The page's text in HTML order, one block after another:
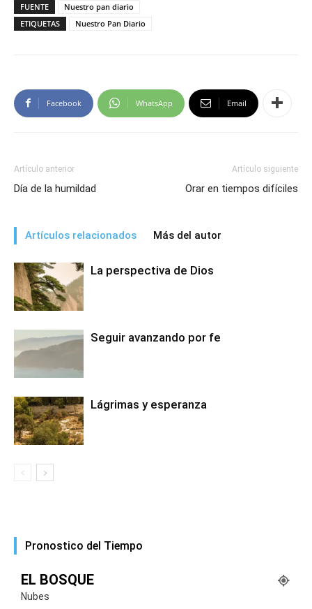
FUENTE
Nuestro pan diario
ETIQUETAS
Nuestro Pan Diario
Facebook WhatsApp Email
Artículo anterior
Día de la humildad
Artículo siguiente
Orar en tiempos difíciles
Artículos relacionados Más del autor
La perspectiva de Dios
Seguir avanzando por fe
Lágrimas y esperanza
Pronostico del Tiempo
EL BOSQUE
Nubes